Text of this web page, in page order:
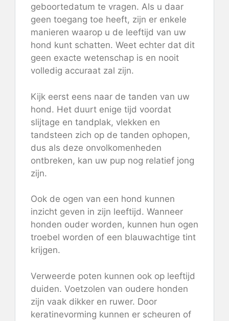
geboortedatum te vragen. Als u daar
geen toegang toe heeft, zijn er enkele
manieren waarop u de leeftijd van uw
hond kunt schatten. Weet echter dat dit
geen exacte wetenschap is en nooit
volledig accuraat zal zijn.
Kijk eerst eens naar de tanden van uw
hond. Het duurt enige tijd voordat
slijtage en tandplak, vlekken en
tandsteen zich op de tanden ophopen,
dus als deze onvolkomenheden
ontbreken, kan uw pup nog relatief jong
zijn.
Ook de ogen van een hond kunnen
inzicht geven in zijn leeftijd. Wanneer
honden ouder worden, kunnen hun ogen
troebel worden of een blauwachtige tint
krijgen.
Verweerde poten kunnen ook op leeftijd
duiden. Voetzolen van oudere honden
zijn vaak dikker en ruwer. Door
keratinevorming kunnen er scheuren of